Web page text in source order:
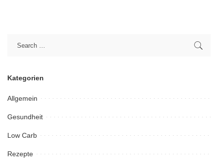
Kategorien
Allgemein
Gesundheit
Low Carb
Rezepte